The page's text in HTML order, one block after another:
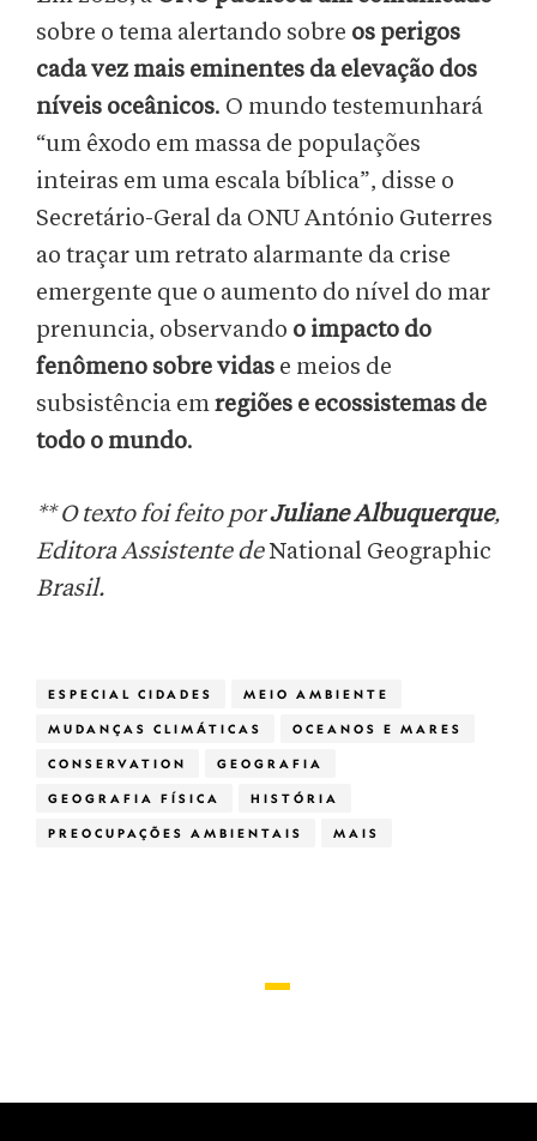
sobre o tema alertando sobre os perigos
cada vez mais eminentes da elevação dos
níveis oceânicos. O mundo testemunhará
“um êxodo em massa de populações
inteiras em uma escala bíblica”, disse o
Secretário-Geral da ONU António Guterres
ao traçar um retrato alarmante da crise
emergente que o aumento do nível do mar
prenuncia, observando o impacto do
fenômeno sobre vidas e meios de
subsistência emregiões e ecossistemas de
todo o mundo.
** O texto foi feito porJuliane Albuquerque,
Editora Assistente deNational Geographic
Brasil.
ESPECIAL CIDADES MEIO AMBIENTE
MUDANÇAS CLIMÁTICAS OCEANOS E MARES
CONSERVATION GEOGRAFIA
GEOGRAFIA FÍSICA HISTÓRIA
PREOCUPAÇÕES AMBIENTAIS MAIS